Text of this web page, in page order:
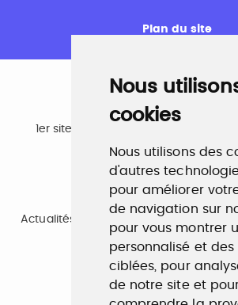
Nous
cookies
Nous utilisons des
d'autres
pour améliorer
de navigation sur
pour vous montrer
personnalisé et
ciblées, pour
de notre site et
Plan du site
Emploi
1er site emploi du secteur culturel
Formation
Actualités, guide et annuaire des
de la culture.
www.profilculture-
Accompagnement